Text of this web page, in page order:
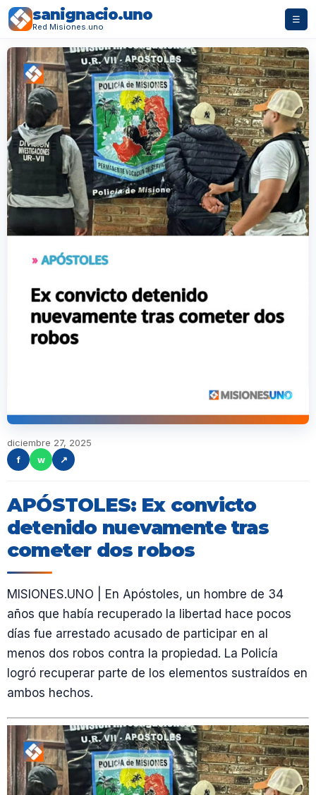
sanignacio.uno
Red Misiones.uno
☰
diciembre 27, 2025
f
w ↗
APÓSTOLES: Ex convicto
detenido nuevamente tras
cometer dos robos
MISIONES.UNO | En Apóstoles, un hombre de 34
años que había recuperado la libertad hace pocos
días fue arrestado acusado de participar en al
menos dos robos contra la propiedad. La Policía
logró recuperar parte de los elementos sustraídos en
ambos hechos.